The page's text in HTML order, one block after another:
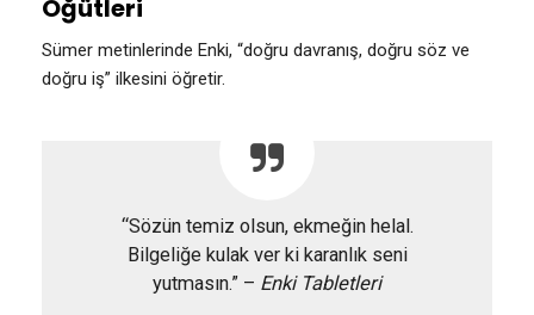
Öğütleri
Sümer metinlerinde Enki, “doğru davranış, doğru söz ve
doğru iş” ilkesini öğretir.
“Sözün temiz olsun, ekmeğin helal.
Bilgeliğe kulak ver ki karanlık seni
yutmasın.” – Enki Tabletleri